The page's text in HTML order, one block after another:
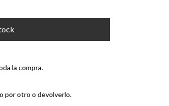
la compra.
por otro o devolverlo.